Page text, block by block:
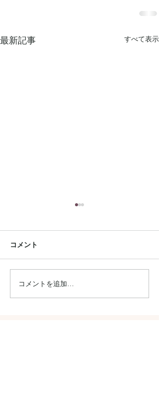
最新記事 すべて表示
雑誌【GISELe】8月号に
掲載されました
コメント
コメントを追加…